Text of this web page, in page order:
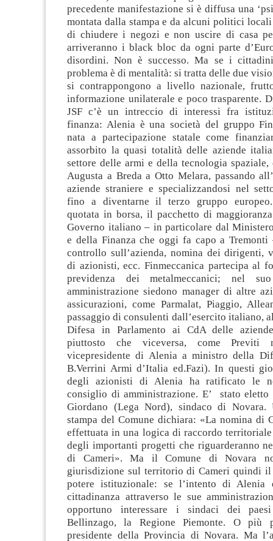
precedente manifestazione si è diffusa una
montata dalla stampa e da alcuni politici
di chiudere i negozi e non uscire di casa
arriveranno i black bloc da ogni parte
disordini. Non è successo. Ma se i
problema è di mentalità: si tratta delle due
si contrappongono a livello nazionale,
informazione unilaterale e poco trasparente.
JSF c’è un intreccio di interessi fra
finanza: Alenia è una società del gruppo
nata a partecipazione statale come
assorbito la quasi totalità delle aziende
settore delle armi e della tecnologia spaziale,
Augusta a Breda a Otto Melara, passando
aziende straniere e specializzandosi nel
fino a diventarne il terzo gruppo
quotata in borsa, il pacchetto di
Governo italiano – in particolare dal
e della Finanza che oggi fa capo a
controllo sull’azienda, nomina dei dirigenti,
di azionisti, ecc. Finmeccanica partecipa al
previdenza dei metalmeccanici; nel
amministrazione siedono manager di altre
assicurazioni, come Parmalat, Piaggio,
passaggio di consulenti dall’esercito italiano,
Difesa in Parlamento ai CdA delle
piuttosto che viceversa, come Previti
vicepresidente di Alenia a ministro della
B.Verrini Armi d’Italia ed.Fazi). In questi
degli azionisti di Alenia ha ratificato le
consiglio di amministrazione. E’ stato eletto
Giordano (Lega Nord), sindaco di Novara.
stampa del Comune dichiara: «La nomina di
effettuata in una logica di raccordo
degli importanti progetti che riguarderanno
di Cameri». Ma il Comune di Novara
giurisdizione sul territorio di Cameri quindi il
potere istituzionale: se l’intento di Alenia
cittadinanza attraverso le sue
opportuno interessare i sindaci dei
Bellinzago, la Regione Piemonte. O più
presidente della Provincia di Novara. Ma